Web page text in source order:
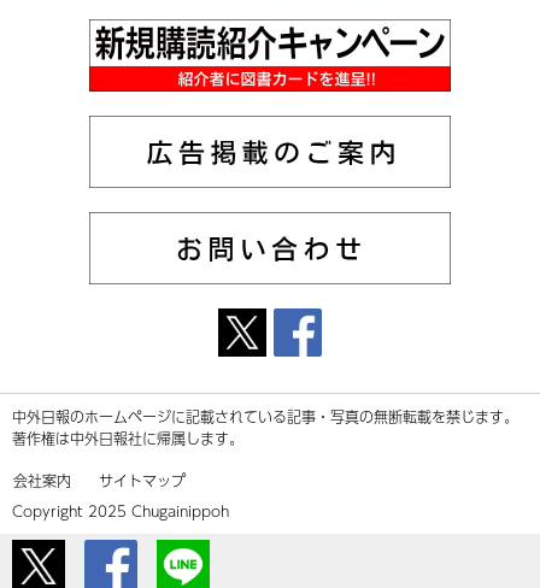
中外日報のホームページに記載されている記事・写真の無断転載を禁じます。
著作権は中外日報社に帰属します。
会社案内
サイトマップ
Copyright 2025 Chugainippoh